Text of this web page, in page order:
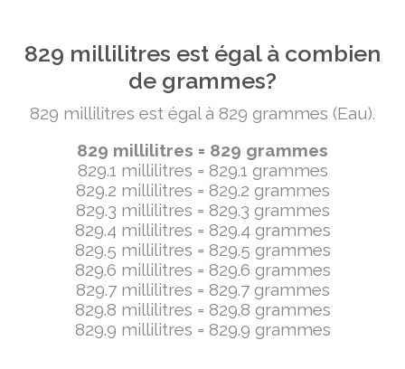
829 millilitres est égal à combien
de grammes?
829 millilitres est égal à 829 grammes (Eau).
829 millilitres = 829 grammes
829.1 millilitres = 829.1 grammes
829.2 millilitres = 829.2 grammes
829.3 millilitres = 829.3 grammes
829.4 millilitres = 829.4 grammes
829.5 millilitres = 829.5 grammes
829.6 millilitres = 829.6 grammes
829.7 millilitres = 829.7 grammes
829.8 millilitres = 829.8 grammes
829.9 millilitres = 829.9 grammes